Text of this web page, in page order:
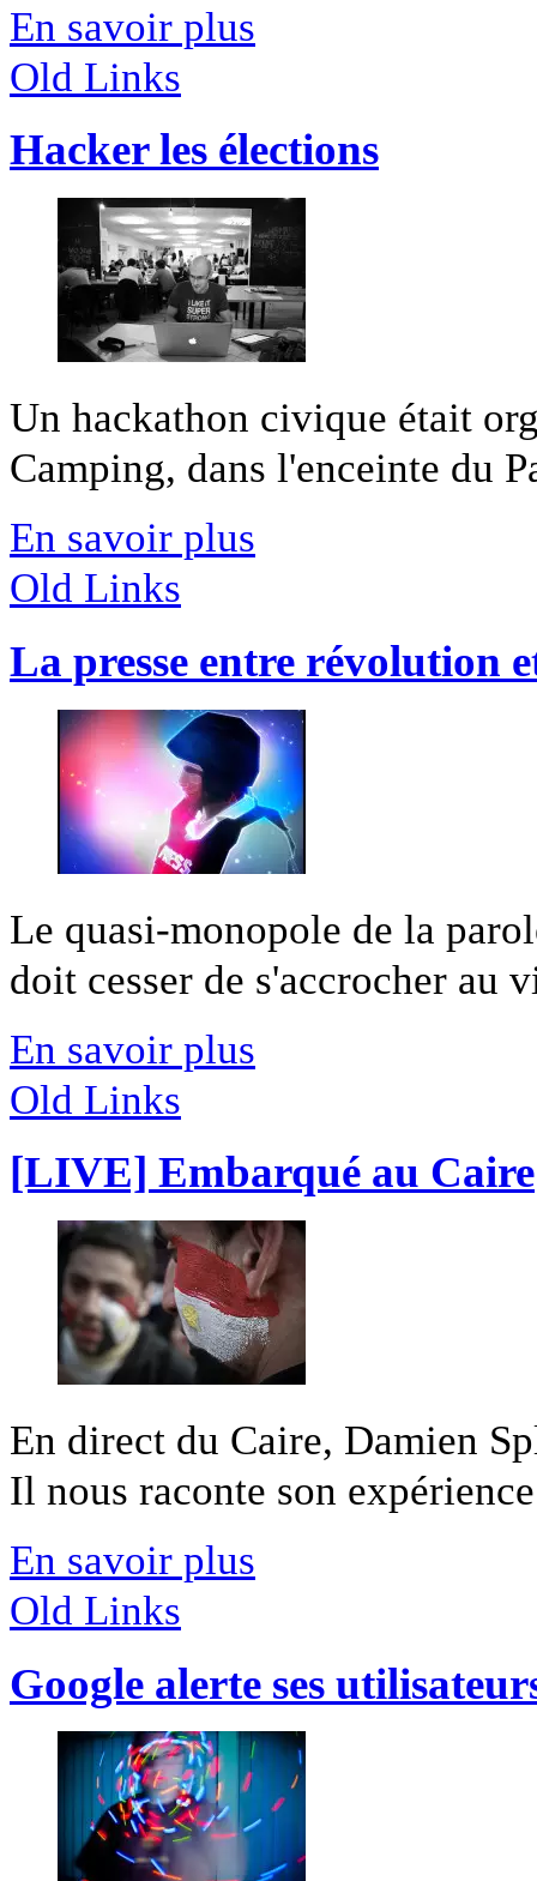
En savoir plus
Old Links
Hacker les élections
Un hackathon civique était
Camping, dans l'enceinte du
En savoir plus
Old Links
La presse entre révolution
Le quasi-monopole de la
doit cesser de s'accrocher au
En savoir plus
Old Links
[LIVE] Embarqué au Caire
En direct du Caire, Damien
Il nous raconte son
En savoir plus
Old Links
Google alerte ses